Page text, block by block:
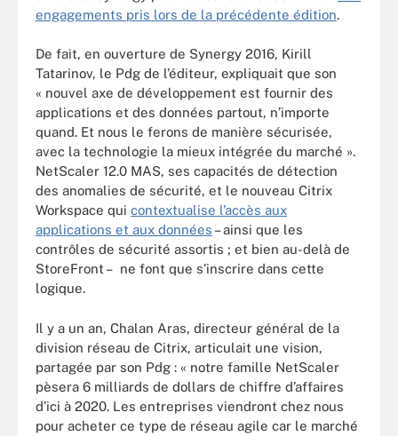
engagements pris lors de la précédente édition.
De fait, en ouverture de Synergy 2016, Kirill
Tatarinov, le Pdg de l’éditeur, expliquait que son
« nouvel axe de développement est fournir des
applications et des données partout, n’importe
quand. Et nous le ferons de manière sécurisée,
avec la technologie la mieux intégrée du marché ».
NetScaler 12.0 MAS, ses capacités de détection
des anomalies de sécurité, et le nouveau Citrix
Workspace qui contextualise l’accès aux
applications et aux données – ainsi que les
contrôles de sécurité assortis ; et bien au-delà de
StoreFront – ne font que s’inscrire dans cette
logique.
Il y a un an, Chalan Aras, directeur général de la
division réseau de Citrix, articulait une vision,
partagée par son Pdg : « notre famille NetScaler
pèsera 6 milliards de dollars de chiffre d’affaires
d’ici à 2020. Les entreprises viendront chez nous
pour acheter ce type de réseau agile car le marché